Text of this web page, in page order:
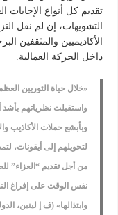
تقديم كل أنواع الإجابات
التشويهات، إن لم نقل
الأكاديميين والمثقفين
داخل الحركة العمالية.
«خلال حياة الثوريين
واستقبلت نظرياتهم
وبأبشع حملات الأكاذيب
لتحويلهم إلى أيقونات،
من أجل تقديم “العزاء”
نفس الوقت على إفراغ
وابتذالها» (ف إ لينين،